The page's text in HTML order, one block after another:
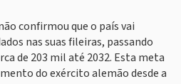
confirmou que o país vai
nas suas fileiras, passando
de 203 mil até 2032. Esta meta
do exército alemão desde a